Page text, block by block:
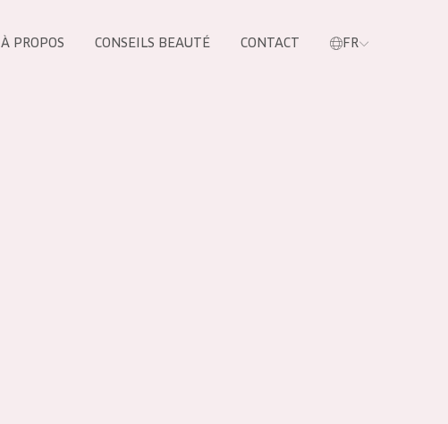
À PROPOS CONSEILS BEAUTÉ CONTACT FR